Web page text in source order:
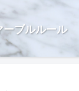
ーブルルール